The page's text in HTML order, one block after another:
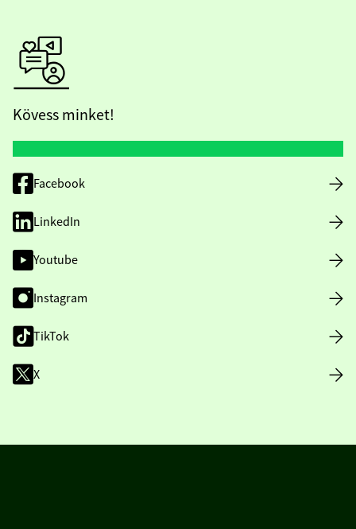
Kövess minket!
Facebook
LinkedIn
Youtube
Instagram
TikTok
X